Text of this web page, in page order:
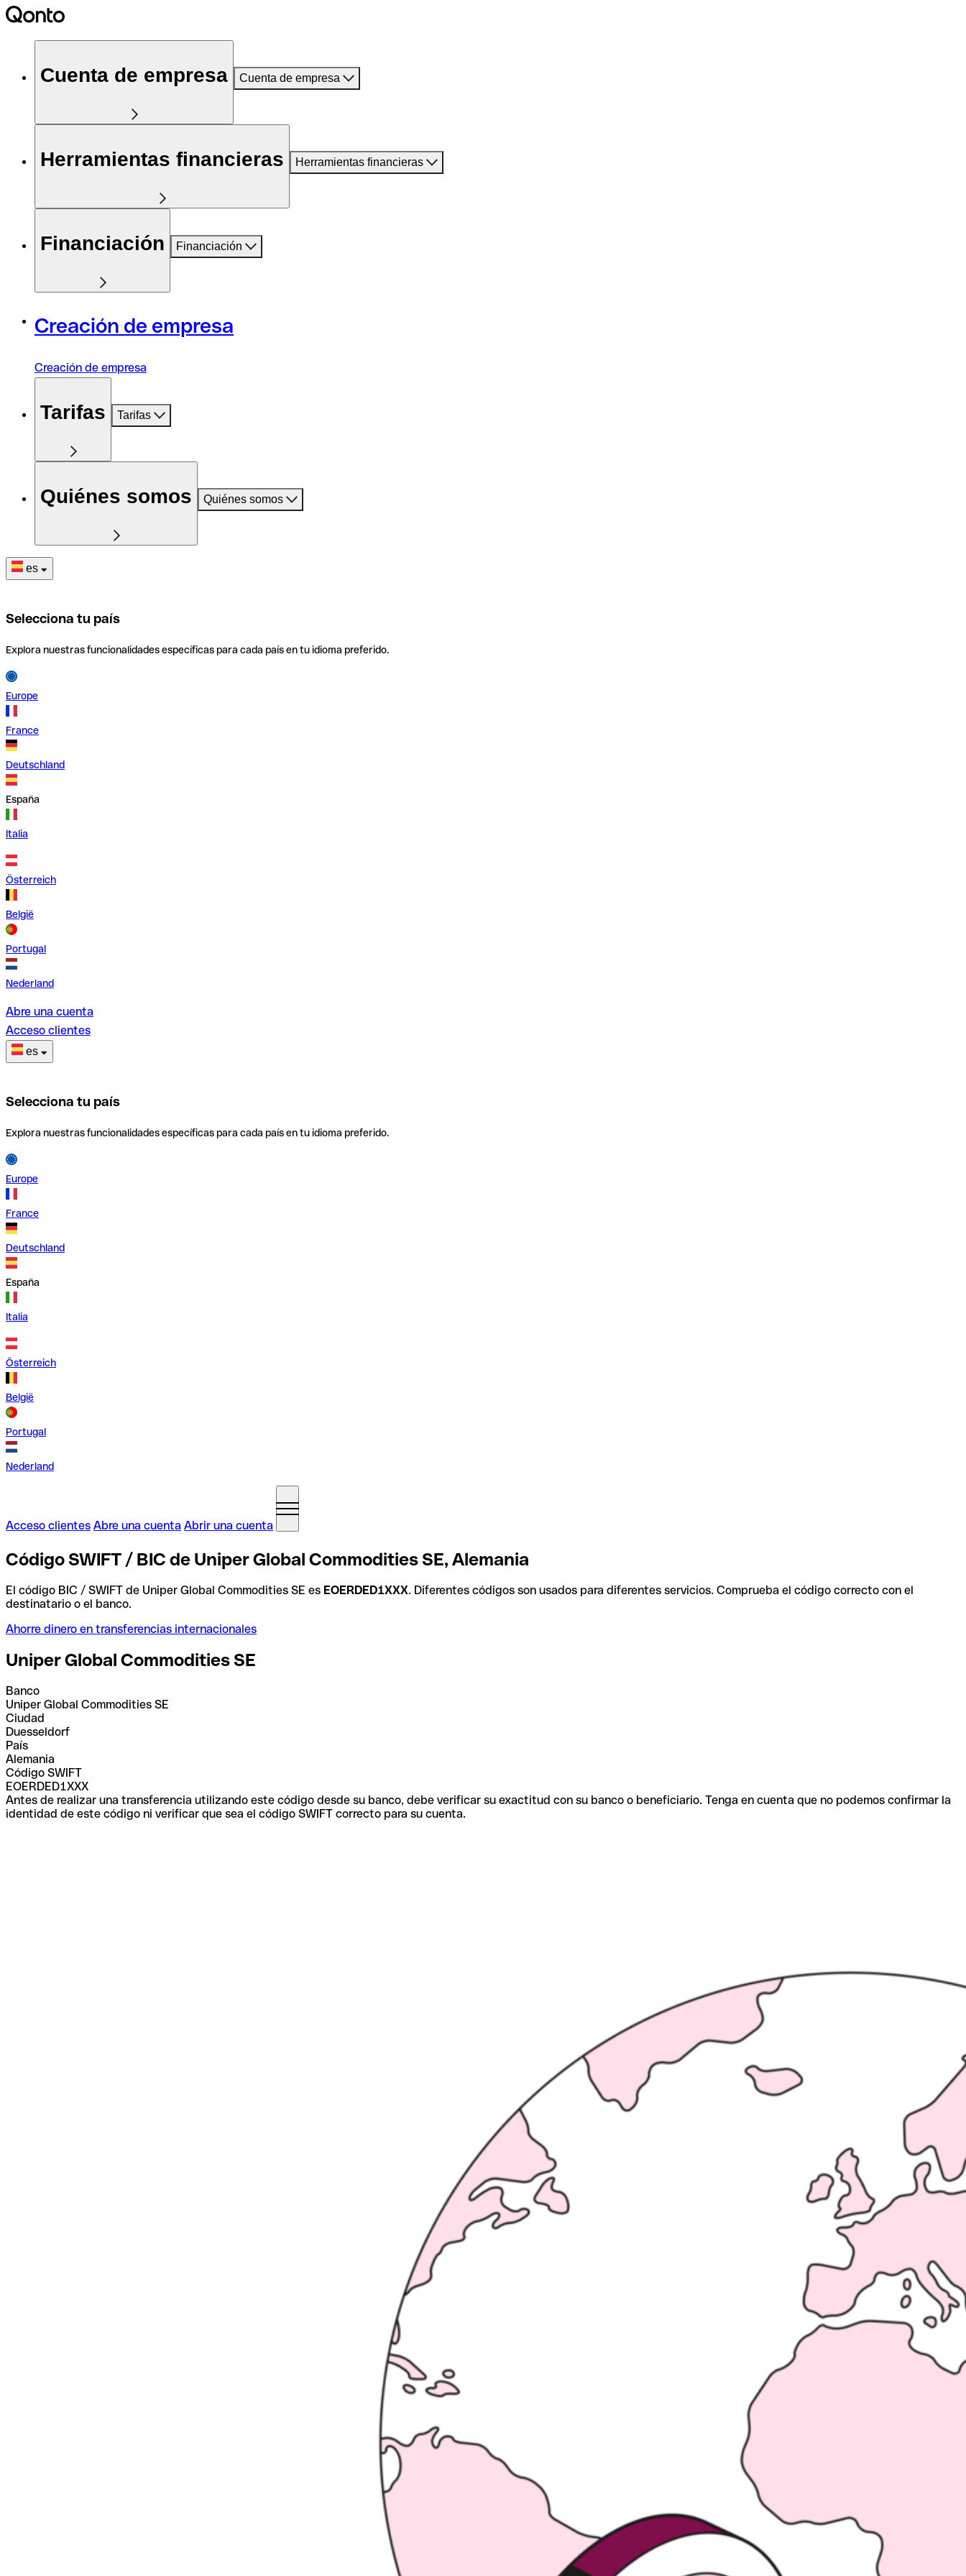
Cuenta de empresa Cuenta de empresa
Herramientas financieras Herramientas financieras
Financiación Financiación
Creación de empresa
Creación de empresa
Tarifas Tarifas
Quiénes somos Quiénes somos
es
Selecciona tu país
Explora nuestras funcionalidades específicas para cada país en tu idioma preferido.
Europe
France
Deutschland
España
Italia
Österreich
België
Portugal
Nederland
Abre una cuenta
Acceso clientes
es
Selecciona tu país
Explora nuestras funcionalidades específicas para cada país en tu idioma preferido.
Europe
France
Deutschland
España
Italia
Österreich
België
Portugal
Nederland
Acceso clientes Abre una cuenta Abrir una cuenta
Código SWIFT / BIC de Uniper Global Commodities SE, Alemania
El código BIC / SWIFT de Uniper Global Commodities SE es EOERDED1XXX. Diferentes códigos son usados para diferentes servicios. Comprueba el código correcto con el
destinatario o el banco.
Ahorre dinero en transferencias internacionales
Uniper Global Commodities SE
Banco
Uniper Global Commodities SE
Ciudad
Duesseldorf
País
Alemania
Código SWIFT
EOERDED1XXX
Antes de realizar una transferencia utilizando este código desde su banco, debe verificar su exactitud con su banco o beneficiario. Tenga en cuenta que no podemos confirmar la
identidad de este código ni verificar que sea el código SWIFT correcto para su cuenta.